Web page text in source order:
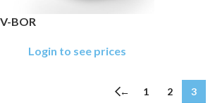
V-BOR
Login to see prices
← 1 2 3